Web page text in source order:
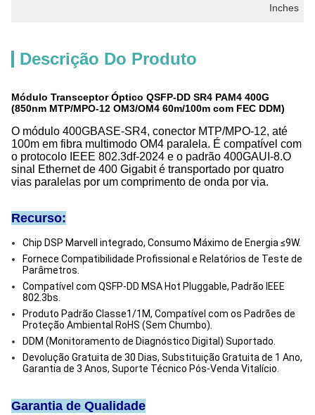
Inches
Descrição Do Produto
Módulo Transceptor Óptico QSFP-DD SR4 PAM4 400G
(850nm MTP/MPO-12 OM3/OM4 60m/100m com FEC DDM)
O módulo 400GBASE-SR4, conector MTP/MPO-12, até
100m em fibra multimodo OM4 paralela. É compatível com
o protocolo IEEE 802.3df-2024 e o padrão 400GAUI-8.O
sinal Ethernet de 400 Gigabit é transportado por quatro
vias paralelas por um comprimento de onda por via.
Recurso:
Chip DSP Marvell integrado, Consumo Máximo de Energia ≤9W.
Fornece Compatibilidade Profissional e Relatórios de Teste de
Parâmetros.
Compatível com QSFP-DD MSA Hot Pluggable, Padrão IEEE
802.3bs.
Produto Padrão Classe1/1M, Compatível com os Padrões de
Proteção Ambiental RoHS (Sem Chumbo).
DDM (Monitoramento de Diagnóstico Digital) Suportado.
Devolução Gratuita de 30 Dias, Substituição Gratuita de 1 Ano,
Garantia de 3 Anos, Suporte Técnico Pós-Venda Vitalício.
Garantia de Qualidade